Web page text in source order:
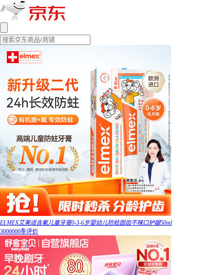
ELMEX艾美适含氟儿童牙膏0-3-6岁婴幼儿防蛀固齿不辣口护龈50ml
3000000条评价